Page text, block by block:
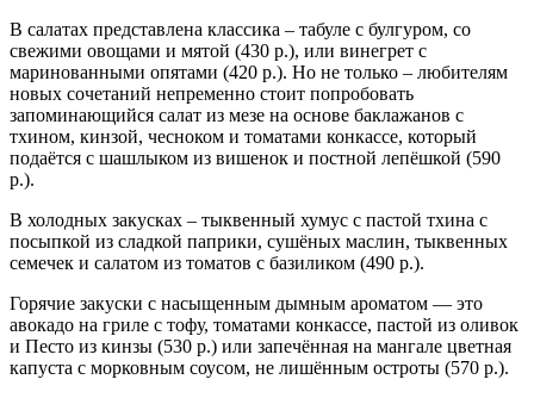
В салатах представлена классика – табуле с булгуром, со
свежими овощами и мятой (430 р.), или винегрет с
маринованными опятами (420 р.). Но не только – любителям
новых сочетаний непременно стоит попробовать
запоминающийся салат из мезе на основе баклажанов с
тхином, кинзой, чесноком и томатами конкассе, который
подаётся с шашлыком из вишенок и постной лепёшкой (590
р.).
В холодных закусках – тыквенный хумус с пастой тхина с
посыпкой из сладкой паприки, сушёных маслин, тыквенных
семечек и салатом из томатов с базиликом (490 р.).
Горячие закуски с насыщенным дымным ароматом — это
авокадо на гриле с тофу, томатами конкассе, пастой из оливок
и Песто из кинзы (530 р.) или запечённая на мангале цветная
капуста с морковным соусом, не лишённым остроты (570 р.).